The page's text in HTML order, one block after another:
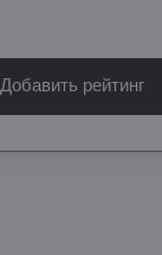
Добавить рейтинг